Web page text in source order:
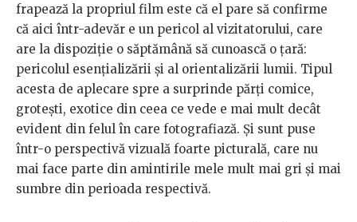
frapează la propriul film este că el pare să confirme
că aici într-adevăr e un pericol al vizitatorului, care
are la dispoziție o săptămână să cunoască o țară:
pericolul esențializării și al orientalizării lumii. Tipul
acesta de aplecare spre a surprinde părți comice,
grotești, exotice din ceea ce vede e mai mult decât
evident din felul în care fotografiază. Și sunt puse
într-o perspectivă vizuală foarte picturală, care nu
mai face parte din amintirile mele mult mai gri și mai
sumbre din perioada respectivă.